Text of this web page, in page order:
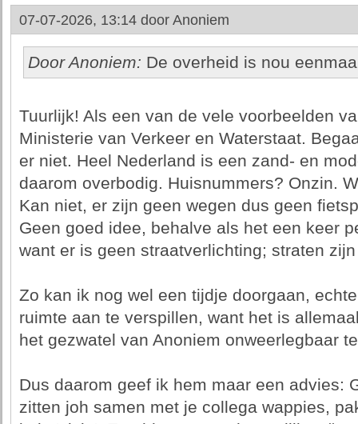
07-07-2026, 13:14 door Anoniem
Door Anoniem: De overheid is nou
Tuurlijk! Als een van de vele voorbeelden
Ministerie van Verkeer en Waterstaat.
er niet. Heel Nederland is een zand- en
daarom overbodig. Huisnummers? Onzin.
Kan niet, er zijn geen wegen dus geen
Geen goed idee, behalve als het een keer
want er is geen straatverlichting; straten
Zo kan ik nog wel een tijdje doorgaan,
ruimte aan te verspillen, want het is
het gezwatel van Anoniem onweerlegbaar
Dus daarom geef ik hem maar een advies:
zitten joh samen met je collega wappies,